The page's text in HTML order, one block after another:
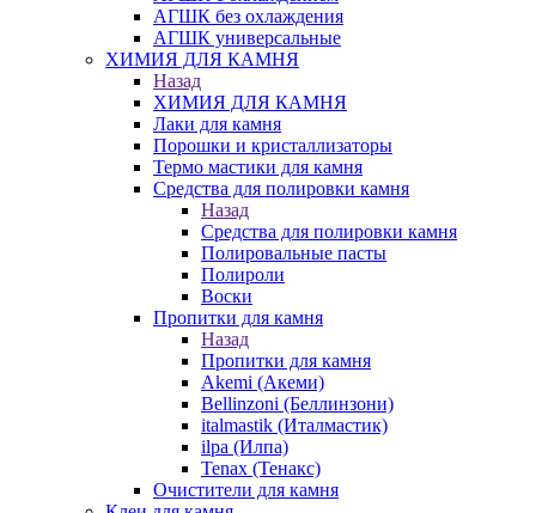
АГШК без охлаждения
АГШК универсальные
ХИМИЯ ДЛЯ КАМНЯ
Назад
ХИМИЯ ДЛЯ КАМНЯ
Лаки для камня
Порошки и кристаллизаторы
Термо мастики для камня
Средства для полировки камня
Назад
Средства для полировки камня
Полировальные пасты
Полироли
Воски
Пропитки для камня
Назад
Пропитки для камня
Akemi (Акеми)
Bellinzoni (Беллинзони)
italmastik (Италмастик)
ilpa (Илпа)
Tenax (Тенакс)
Очистители для камня